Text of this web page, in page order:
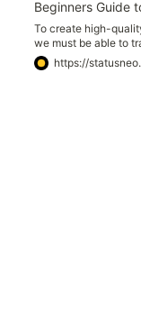
To create high-
we must be able to
changes and, if
them back. Version